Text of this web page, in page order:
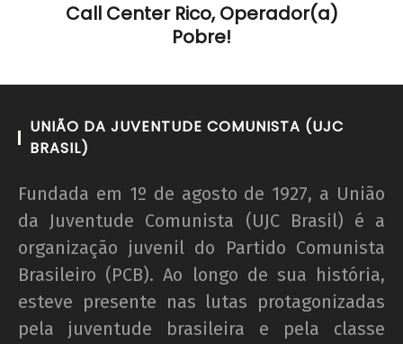
Call Center Rico, Operador(a)
Pobre!
UNIÃO DA JUVENTUDE COMUNISTA (UJC
BRASIL)
Fundada em 1º de agosto de 1927, a União
da Juventude Comunista (UJC Brasil) é a
organização juvenil do Partido Comunista
Brasileiro (PCB). Ao longo de sua história,
esteve presente nas lutas protagonizadas
pela juventude brasileira e pela classe